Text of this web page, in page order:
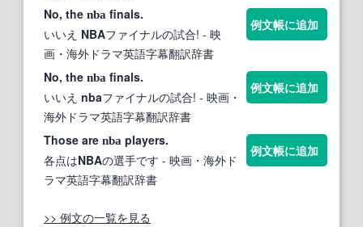
No, the nba finals.
いいえ NBAファイナルの試合! - 映
画・海外ドラマ英語字幕翻訳辞書
例文帳に追加
No, the nba finals.
いいえ nbaファイナルの試合! - 映画・
海外ドラマ英語字幕翻訳辞書
例文帳に追加
Those are nba players.
各点はNBAの選手です - 映画・海外ド
ラマ英語字幕翻訳辞書
例文帳に追加
>> 例文の一覧を見る